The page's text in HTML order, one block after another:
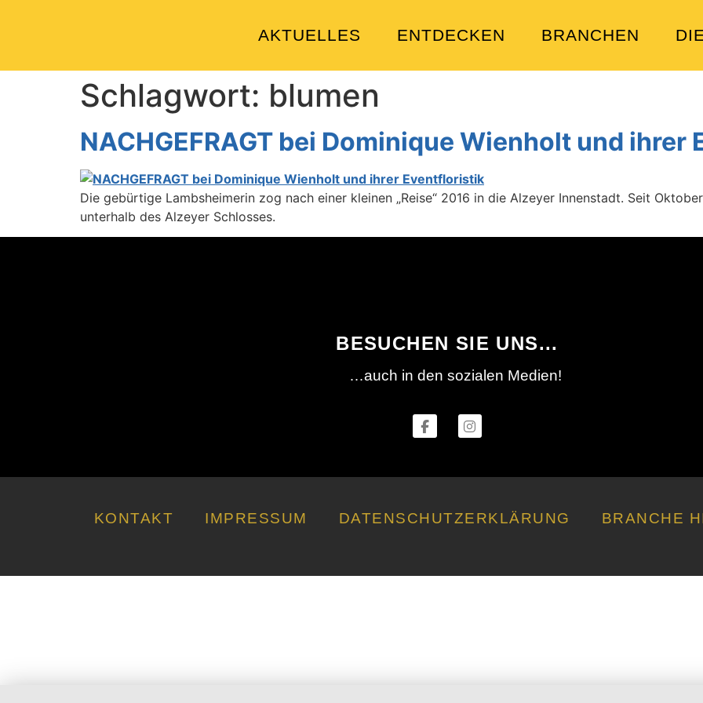
AKTUELLES ENTDECKEN BRANCHEN
Schlagwort: blumen
NACHGEFRAGT bei Dominique Wienholt und
Die gebürtige Lambsheimerin zog nach einer kleinen „Reise“ 2016 in die Alzeyer Innenstadt. Seit
unterhalb des Alzeyer Schlosses.
BESUCHEN SIE UNS...
…auch in den sozialen Medien!
KONTAKT IMPRESSUM DATENSCHUTZERKLÄRUNG BRANCHE